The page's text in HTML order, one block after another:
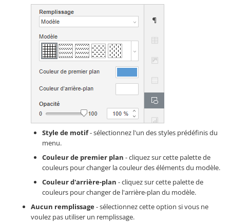
Style de motif- sélectionnez l'un des styles prédéfinis du
menu.
Couleur de premier plan - cliquez sur cette palette de
couleurs pour changer la couleur des éléments du modèle.
Couleur d'arrière-plan - cliquez sur cette palette de
couleurs pour changer de l'arrière-plan du modèle.
Aucun remplissage- sélectionnez cette option si vous ne
voulez pas utiliser un remplissage.